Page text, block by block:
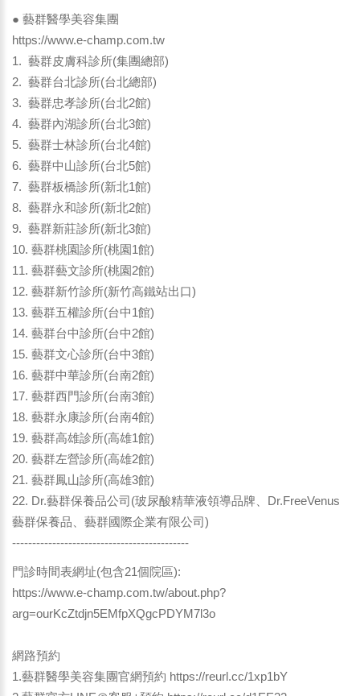
● 藝群醫學美容集團
https://www.e-champ.com.tw
1. 藝群皮膚科診所(集團總部)
2. 藝群台北診所(台北總部)
3. 藝群忠孝診所(台北2館)
4. 藝群內湖診所(台北3館)
5. 藝群士林診所(台北4館)
6. 藝群中山診所(台北5館)
7. 藝群板橋診所(新北1館)
8. 藝群永和診所(新北2館)
9. 藝群新莊診所(新北3館)
10. 藝群桃園診所(桃園1館)
11. 藝群藝文診所(桃園2館)
12. 藝群新竹診所(新竹高鐵站出口)
13. 藝群五權診所(台中1館)
14. 藝群台中診所(台中2館)
15. 藝群文心診所(台中3館)
16. 藝群中華診所(台南2館)
17. 藝群西門診所(台南3館)
18. 藝群永康診所(台南4館)
19. 藝群高雄診所(高雄1館)
20. 藝群左營診所(高雄2館)
21. 藝群鳳山診所(高雄3館)
22. Dr.藝群保養品公司(玻尿酸精華液領導品牌、Dr.FreeVenus
藝群保養品、藝群國際企業有限公司)
--------------------------------------------
門診時間表網址(包含21個院區):
https://www.e-champ.com.tw/about.php?
arg=ourKcZtdjn5EMfpXQgcPDYM7l3o
網路預約
1.藝群醫學美容集團官網預約 https://reurl.cc/1xp1bY